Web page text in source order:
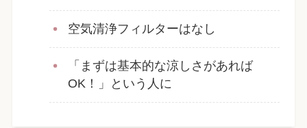
空気清浄フィルターはなし
「まずは基本的な涼しさがあれば
OK！」という人に